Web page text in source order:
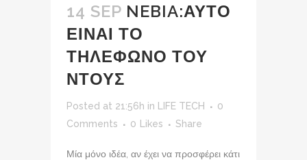
14 SEP NEBIA:ΑΥΤΟ
ΕΙΝΑΙ ΤΟ
ΤΗΛΕΦΩΝΟ ΤΟΥ
ΝΤΟΥΣ
Posted at 21:56h in LIFE TECH
0
Comments
0 Likes Share
Μία μόνο ιδέα, αν έχει να προσφέρει κάτι